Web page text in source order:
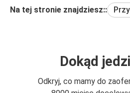
Na tej stronie znajdziesz::
Dokąd
Odkryj, co mamy do